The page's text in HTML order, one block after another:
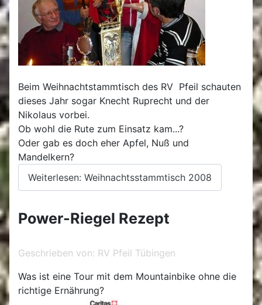
Beim Weihnachtstammtisch des RV Pfeil schauten
dieses Jahr sogar Knecht Ruprecht und der
Nikolaus vorbei.
Ob wohl die Rute zum Einsatz kam...?
Oder gab es doch eher Apfel, Nuß und
Mandelkern?
Weiterlesen: Weihnachtsstammtisch 2008
Power-Riegel Rezept
Geschrieben von: RV Pfeil Tübingen
Was ist eine Tour mit dem Mountainbike ohne die
richtige Ernährung?